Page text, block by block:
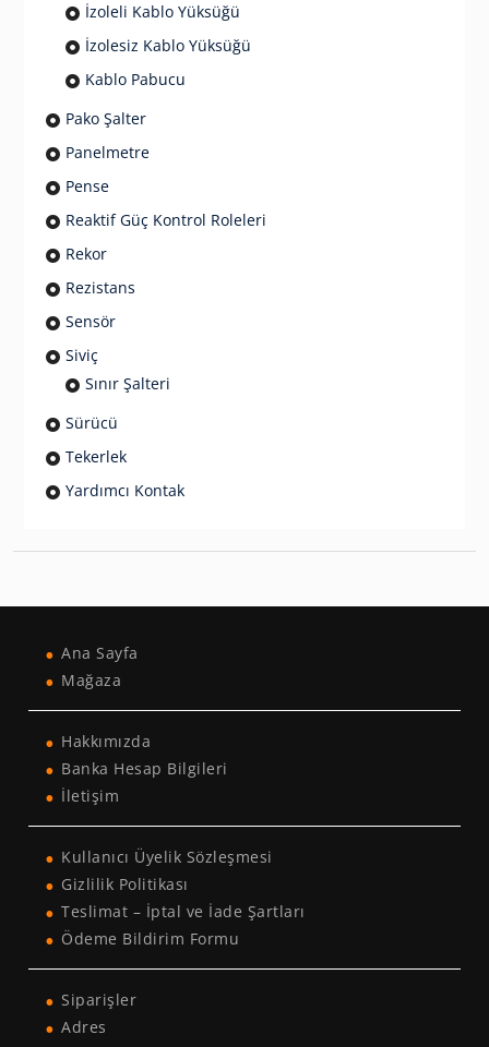
İzoleli Kablo Yüksüğü
İzolesiz Kablo Yüksüğü
Kablo Pabucu
Pako Şalter
Panelmetre
Pense
Reaktif Güç Kontrol Roleleri
Rekor
Rezistans
Sensör
Siviç
Sınır Şalteri
Sürücü
Tekerlek
Yardımcı Kontak
Ana Sayfa
Mağaza
Hakkımızda
Banka Hesap Bilgileri
İletişim
Kullanıcı Üyelik Sözleşmesi
Gizlilik Politikası
Teslimat – İptal ve İade Şartları
Ödeme Bildirim Formu
Siparişler
Adres